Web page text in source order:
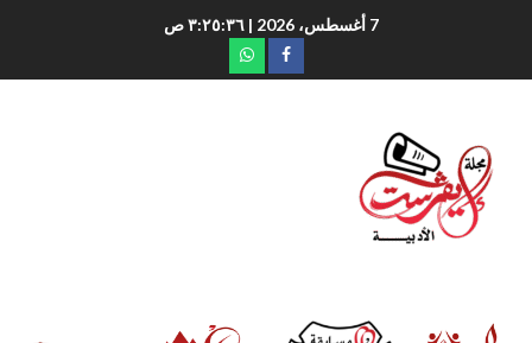
7 أغسطس، 2026 | ٣:٢٥:٣٧ ص